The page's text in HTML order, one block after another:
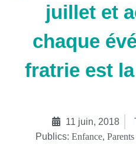
juillet et
chaque
fratrie est
11 juin, 2018
Publics: Enfance, Parents